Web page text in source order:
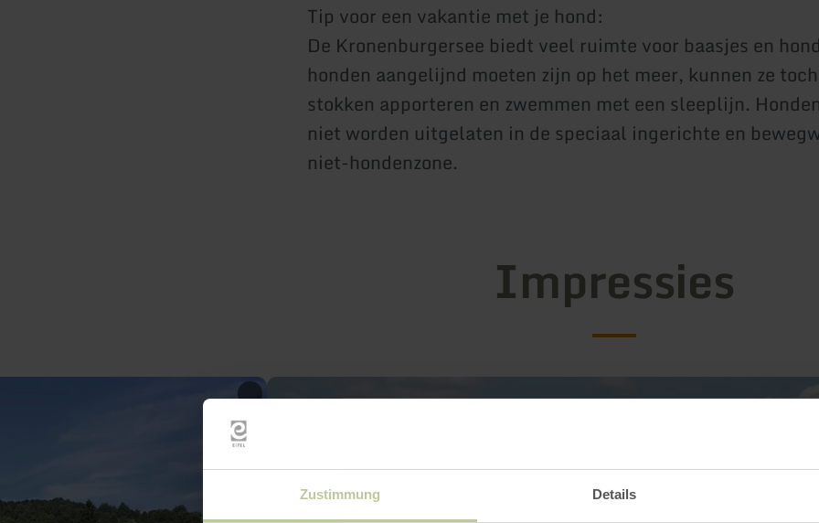
Zustimmung Details
Tip voor een vakantie met je hond:
De Kronenburgersee biedt veel ruimte voor baasjes en
honden aangelijnd moeten zijn op het meer, kunnen ze
stokken apporteren en zwemmen met een sleeplijn.
niet worden uitgelaten in de speciaal ingerichte en
niet-hondenzone.
Impressies